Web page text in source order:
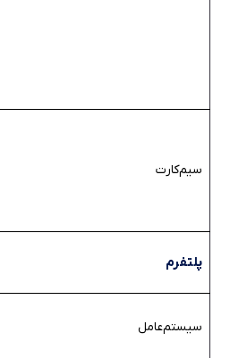
سیم‌کارت
پلتفرم
سیستم‌عامل